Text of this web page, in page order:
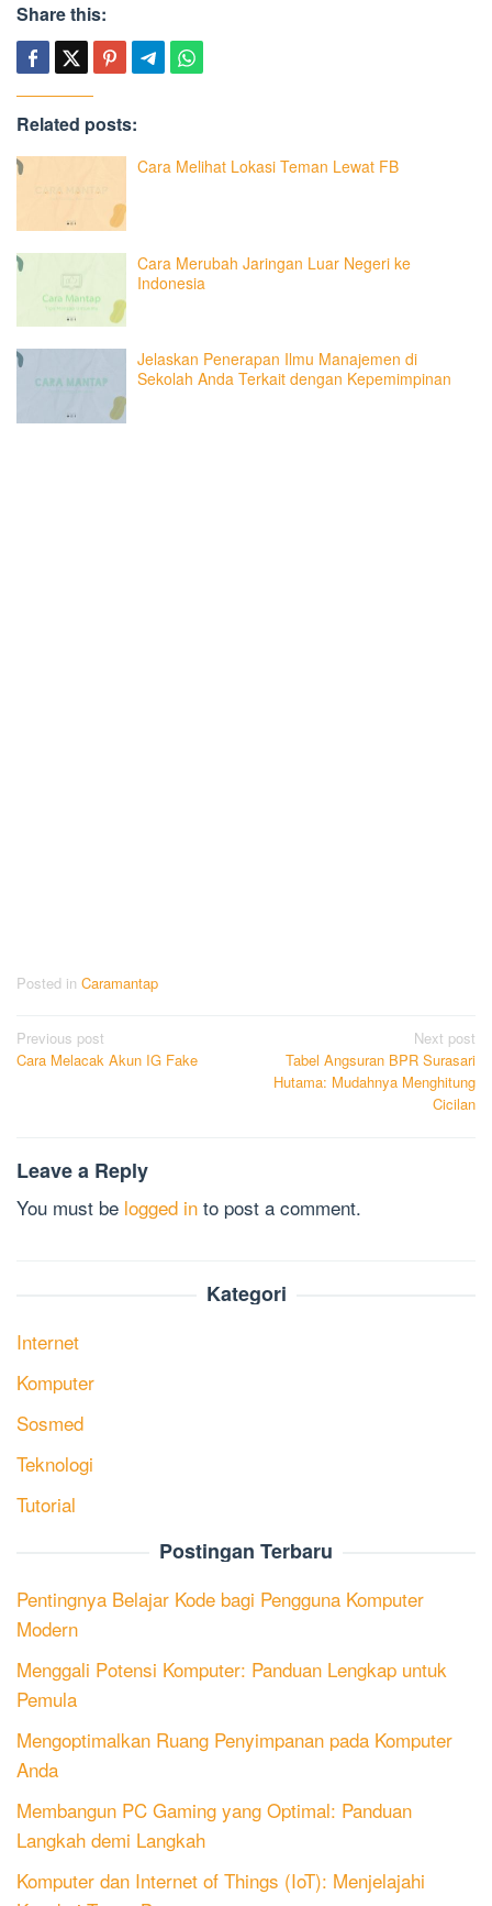
Share this:
Related posts:
Cara Melihat Lokasi Teman Lewat FB
Cara Merubah Jaringan Luar Negeri ke
Indonesia
Jelaskan Penerapan Ilmu Manajemen di
Sekolah Anda Terkait dengan Kepemimpinan
Posted in Caramantap
Post
navigation
Previous post
Cara Melacak Akun IG Fake
Next post
Tabel Angsuran BPR Surasari
Hutama: Mudahnya Menghitung
Cicilan
Leave a Reply
You must be logged in to post a comment.
Kategori
Internet
Komputer
Sosmed
Teknologi
Tutorial
Postingan Terbaru
Pentingnya Belajar Kode bagi Pengguna Komputer
Modern
Menggali Potensi Komputer: Panduan Lengkap untuk
Pemula
Mengoptimalkan Ruang Penyimpanan pada Komputer
Anda
Membangun PC Gaming yang Optimal: Panduan
Langkah demi Langkah
Komputer dan Internet of Things (IoT): Menjelajahi